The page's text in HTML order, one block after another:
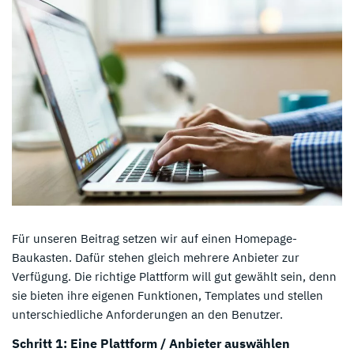
Für unseren Beitrag setzen wir auf einen Homepage-
Baukasten. Dafür stehen gleich mehrere Anbieter zur
Verfügung. Die richtige Plattform will gut gewählt sein, denn
sie bieten ihre eigenen Funktionen, Templates und stellen
unterschiedliche Anforderungen an den Benutzer.
Schritt 1: Eine Plattform / Anbieter auswählen